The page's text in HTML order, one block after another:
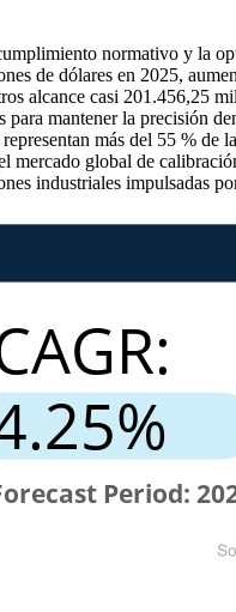
normativo y la
de dólares en 2025,
alcance casi 201.456,25
mantener la precisión
más del 55 % de
mercado global de
industriales impulsadas